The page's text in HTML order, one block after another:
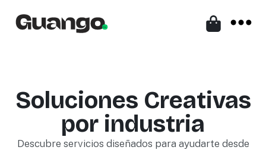
Soluciones Creativas
por industria
Descubre servicios diseñados para ayudarte desde